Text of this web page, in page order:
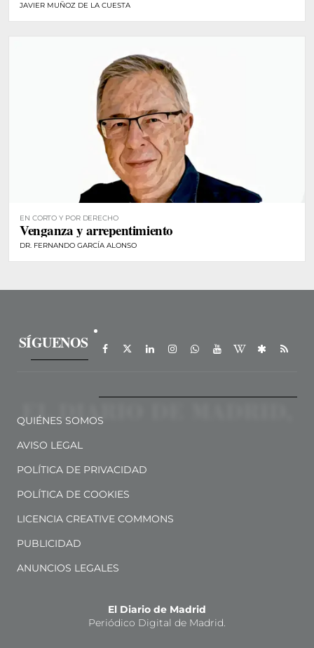
JAVIER MUÑOZ DE LA CUESTA
EN CORTO Y POR DERECHO
Venganza y arrepentimiento
DR. FERNANDO GARCÍA ALONSO
SÍGUENOS
QUIÉNES SOMOS
AVISO LEGAL
POLÍTICA DE PRIVACIDAD
POLÍTICA DE COOKIES
LICENCIA CREATIVE COMMONS
PUBLICIDAD
ANUNCIOS LEGALES
El Diario de Madrid
Periódico Digital de Madrid.